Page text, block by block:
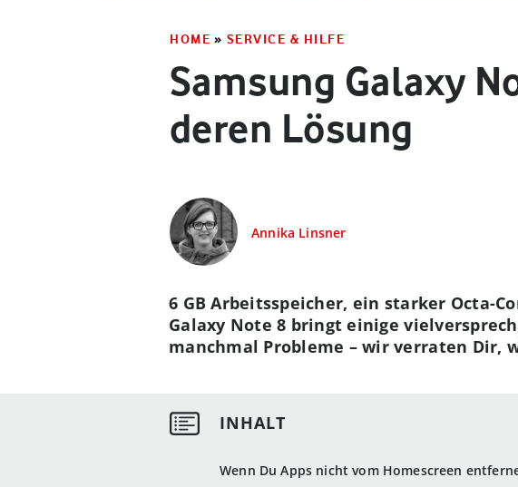
HOME » SERVICE & HILFE
Samsung Galaxy
deren Lösung
Annika Linsner
Wenn Du Apps nicht vom Homescreen
6 GB Arbeitsspeicher, ein starker Octa-
Galaxy Note 8 bringt einige
manchmal Probleme – wir verraten Dir,